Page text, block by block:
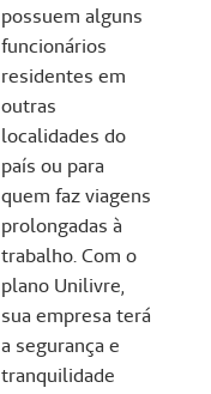
possuem alguns
funcionários
residentes em
outras
localidades do
país ou para
quem faz viagens
prolongadas à
trabalho. Com o
plano Unilivre,
sua empresa terá
a segurança e
tranquilidade